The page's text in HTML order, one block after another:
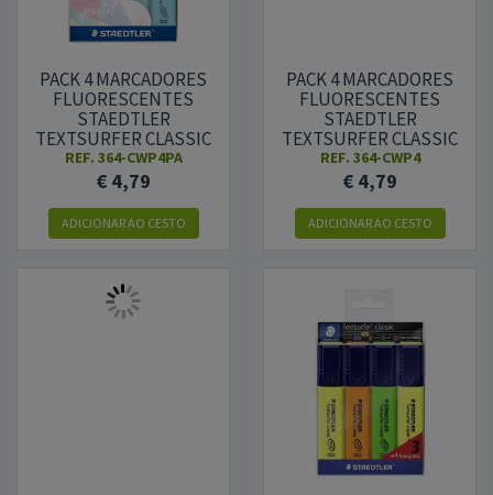
PACK 4 MARCADORES
FLUORESCENTES
STAEDTLER
TEXTSURFER CLASSIC
364 - CORES PASTEL
SORTIDAS
REF. 364-CWP4PA
€ 4,79
ADICIONAR AO CESTO
PACK 4 MARCADORES
FLUORESCENTES
STAEDTLER
TEXTSURFER CLASSIC
364 - CORES SORTIDAS
REF. 364-CWP4
€ 4,79
ADICIONAR AO CESTO